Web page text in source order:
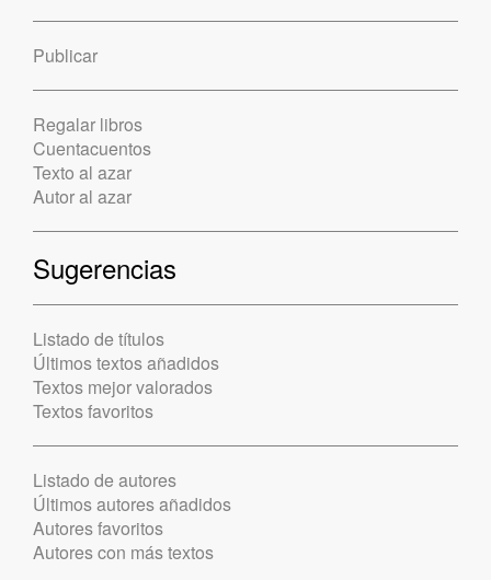
Publicar
Regalar libros
Cuentacuentos
Texto al azar
Autor al azar
Sugerencias
Listado de títulos
Últimos textos añadidos
Textos mejor valorados
Textos favoritos
Listado de autores
Últimos autores añadidos
Autores favoritos
Autores con más textos